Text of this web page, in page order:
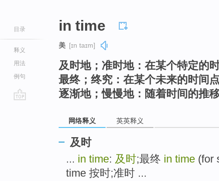
目录
释义
用法
例句
in time
美 [ɪn taɪm]
及时地；准时地：在某个特定的
最终；终究：在某个未来的时间
逐渐地；慢慢地：随着时间的推
网络释义 英英释义
及时
... in time: 及时;最终 in time (for
time 按时;准时 ...